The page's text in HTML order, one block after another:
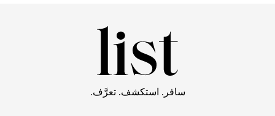
سافر. استكشف. تعرَّف.